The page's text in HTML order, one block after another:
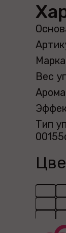
Вес
Тип